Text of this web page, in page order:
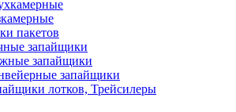
пакетов
запайщики
запайщики
запайщики
лотков, Трейсилеры